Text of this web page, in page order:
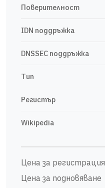
Поверителност
IDN поддръжка
DNSSEC поддръжка
Тип
Регистър
Wikipedia
Цена за регистрация
Цена за подновяване